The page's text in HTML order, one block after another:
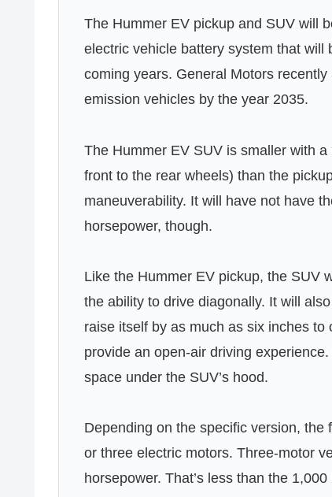
The Hummer EV pickup and SUV will
electric vehicle battery system that
coming years. General Motors
emission vehicles by the year 2035.
The Hummer EV SUV is smaller with
front to the rear wheels) than the
maneuverability. It will have not have
horsepower, though.
Like the Hummer EV pickup, the SUV
the ability to drive diagonally. It will
raise itself by as much as six inches
provide an open-air driving
space under the SUV’s hood.
Depending on the specific version,
or three electric motors. Three-motor
horsepower. That’s less than the